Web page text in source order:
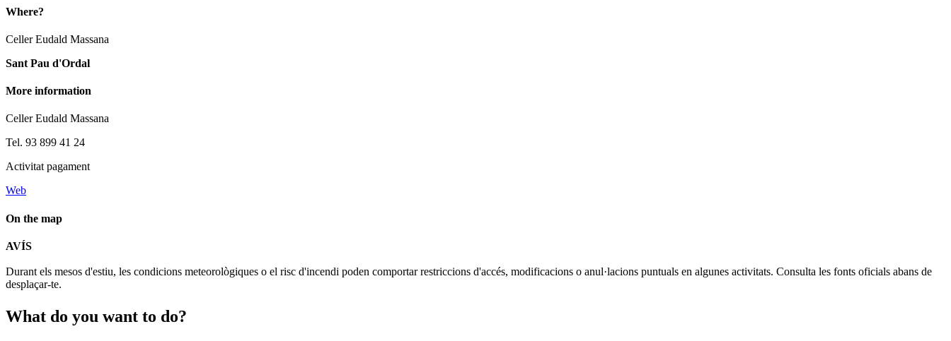
Where?
Celler Eudald Massana
Sant Pau d'Ordal
More information
Celler Eudald Massana
Tel. 93 899 41 24
Activitat pagament
Web
On the map
−
AVÍS
Durant els mesos d'estiu, les condicions meteorològiques o el risc d'incendi poden comportar restriccions d'accés, modificacions o anul·lacions puntuals en algunes activitats. Consulta les fonts oficials abans de
desplaçar-te.
What do you want to do?